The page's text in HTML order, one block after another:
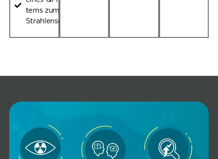
tems zum
Strahlenschutz